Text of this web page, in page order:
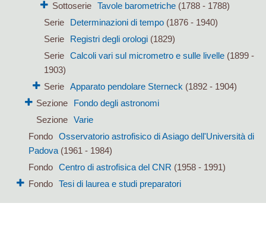
Sottoserie
Tavole barometriche(1788 - 1788)
Serie
Determinazioni di tempo (1876 - 1940)
Serie
Registri degli orologi (1829)
Serie
Calcoli vari sul micrometro e sulle livelle (1899 -
1903)
Serie
Apparato pendolare Sterneck (1892 - 1904)
Sezione
Fondo degli astronomi
Sezione Varie
Fondo
Osservatorio astrofisico di Asiago dell'Università di
Padova(1961 - 1984)
Fondo
Centro di astrofisica del CNR (1958 - 1991)
Fondo
Tesi di laurea e studi preparatori